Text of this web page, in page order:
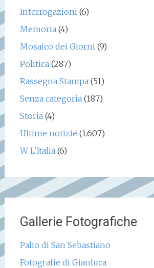
Interrogazioni (6)
Memoria (4)
Mosaico dei Giorni (9)
Politica (287)
Rassegna Stampa (51)
Senza categoria (187)
Storia (4)
Ultime notizie (1.607)
W L'Italia (6)
Gallerie Fotografiche
Palio di San Sebastiano
Fotografie di Gianluca